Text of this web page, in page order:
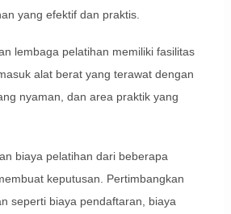
yang efektif dan praktis.
lembaga pelatihan memiliki fasilitas
alat berat yang terawat dengan
nyaman, dan area praktik yang
biaya pelatihan dari beberapa
keputusan. Pertimbangkan
seperti biaya pendaftaran, biaya